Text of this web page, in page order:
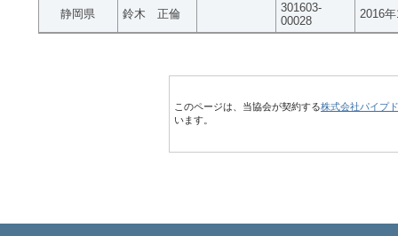
静岡県 鈴木 正倫
301603-
00028
2016
このページは、当協会が契約する株式会社パイプ
います。